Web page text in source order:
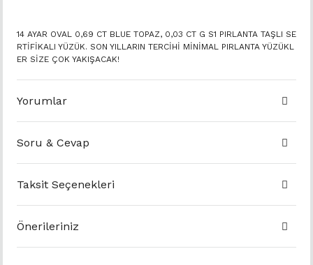
14 AYAR OVAL 0,69 CT BLUE TOPAZ, 0,03 CT G S1 PIRLANTA TAŞLI SE
RTİFİKALI YÜZÜK. SON YILLARIN TERCİHİ MİNİMAL PIRLANTA YÜZÜKL
ER SİZE ÇOK YAKIŞACAK!
Yorumlar
Soru & Cevap
Taksit Seçenekleri
Önerileriniz